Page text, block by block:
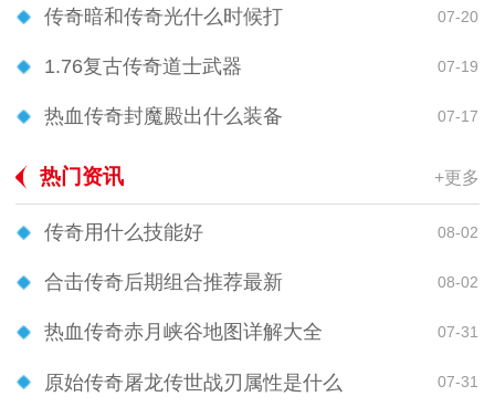
传奇暗和传奇光什么时候打 07-20
1.76复古传奇道士武器 07-19
热血传奇封魔殿出什么装备 07-17
热门资讯 +更多
传奇用什么技能好 08-02
合击传奇后期组合推荐最新 08-02
热血传奇赤月峡谷地图详解大全 07-31
原始传奇屠龙传世战刃属性是什么 07-31